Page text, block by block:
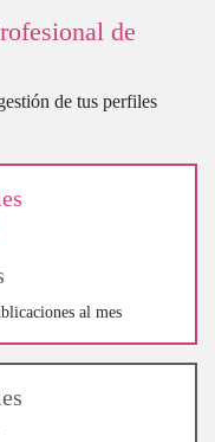
de
de tus perfiles
al mes